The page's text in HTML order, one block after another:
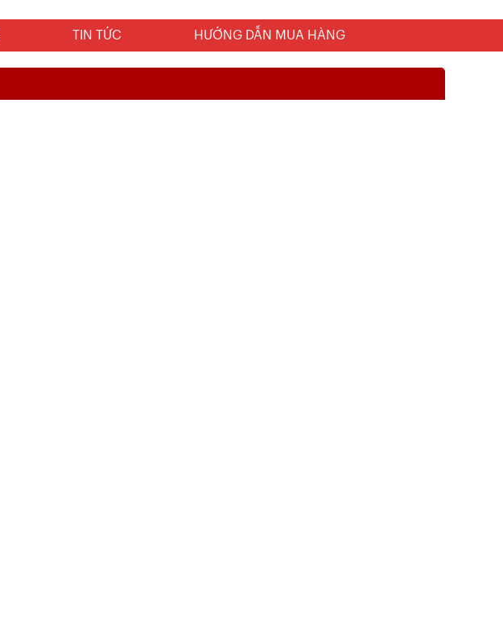
TIN TỨC HƯỚNG DẪN MUA HÀNG